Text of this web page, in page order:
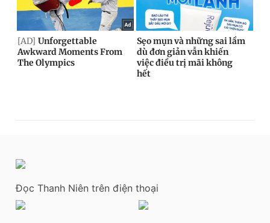
Đọc Thanh Niên trên điện thoại